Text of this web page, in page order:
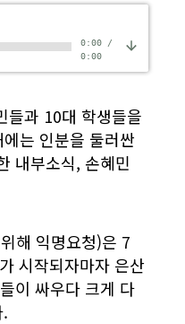
0:00/
0:00
들과 10대 학생들을
는 인분을 둘러싼
내부소식, 손혜민
해 익명요청)은 7
시작되자마자 은산
이 싸우다 크게 다